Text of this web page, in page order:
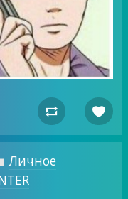
 
Личное